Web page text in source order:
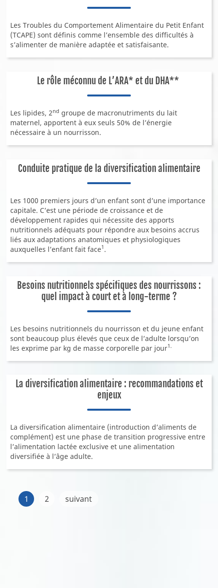
Les Troubles du Comportement Alimentaire du Petit Enfant
(TCAPE) sont définis comme l’ensemble des difficultés à
s’alimenter de manière adaptée et satisfaisante.
Le rôle méconnu de L’ARA* et du DHA**
Les lipides, 2nd groupe de macronutriments du lait
maternel, apportent à eux seuls 50% de l’énergie
nécessaire à un nourrisson.
Conduite pratique de la diversification alimentaire
Les 1000 premiers jours d’un enfant sont d’une importance
capitale. C’est une période de croissance et de
développement rapides qui nécessite des apports
nutritionnels adéquats pour répondre aux besoins accrus
liés aux adaptations anatomiques et physiologiques
auxquelles l’enfant fait face1 .
Besoins nutritionnels spécifiques des nourrissons :
quel impact à court et à long-terme ?
Les besoins nutritionnels du nourrisson et du jeune enfant
sont beaucoup plus élevés que ceux de l’adulte lorsqu’on
les exprime par kg de masse corporelle par jour1.
La diversification alimentaire : recommandations et
enjeux
La diversification alimentaire (introduction d’aliments de
complément) est une phase de transition progressive entre
l’alimentation lactée exclusive et une alimentation
diversifiée à l’âge adulte.
1 2 suivant